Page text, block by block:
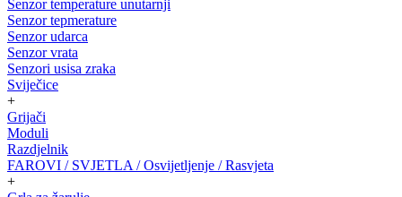
Senzor temperature unutarnji
Senzor tepmerature
Senzor udarca
Senzor vrata
Senzori usisa zraka
Sviječice
+
Grijači
Moduli
Razdjelnik
FAROVI / SVJETLA / Osvijetljenje / Rasvjeta
+